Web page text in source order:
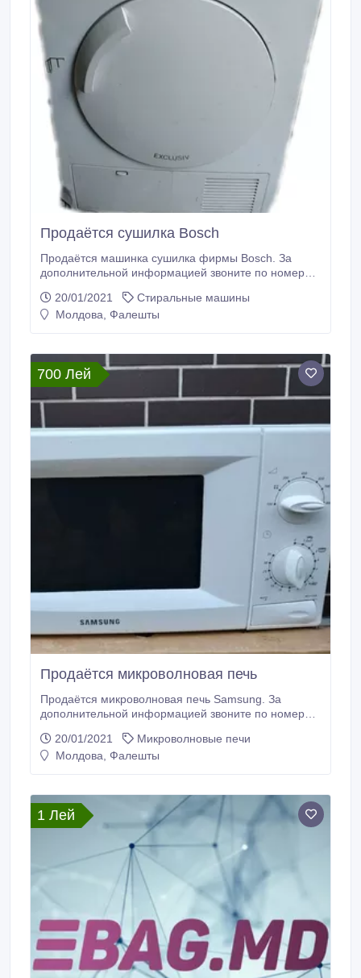
Продаётся сушилка Bosch
Продаётся машинка сушилка фирмы Bosch. За
дополнительной информацией звоните по номеру
20/01/2021
Стиральные машины
Молдова, Фалешты
700 Лей
Продаётся микроволновая печь
Продаётся микроволновая печь Samsung. За
дополнительной информацией звоните по номеру
20/01/2021
Микроволновые печи
Молдова, Фалешты
1 Лей